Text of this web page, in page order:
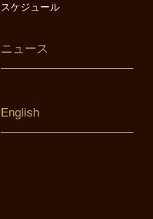
スケジュール
ニュース
English